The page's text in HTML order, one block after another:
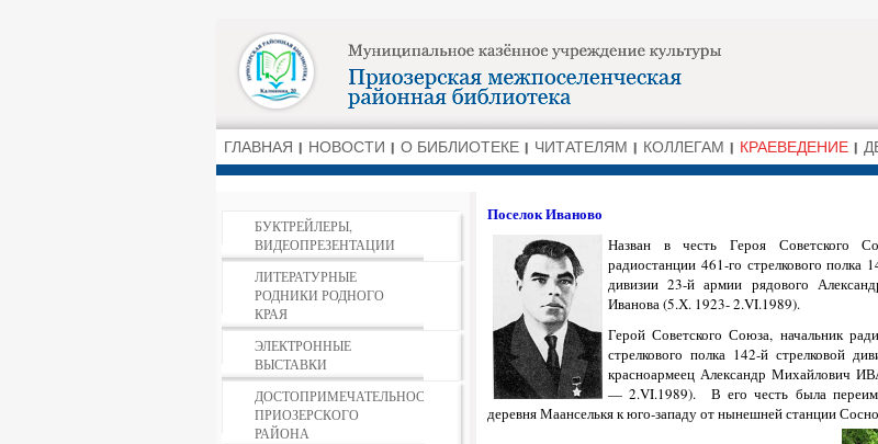
ГЛАВНАЯ НОВОСТИ О БИБЛИОТЕКЕ ЧИТАТЕЛЯМ КОЛЛЕГАМ КРАЕВЕДЕНИЕ
БУКТРЕЙЛЕРЫ,
ВИДЕОПРЕЗЕНТАЦИИ
ЛИТЕРАТУРНЫЕ
РОДНИКИ РОДНОГО
КРАЯ
ЭЛЕКТРОННЫЕ
ВЫСТАВКИ
ДОСТОПРИМЕЧАТЕЛЬНОСТИ
ПРИОЗЕРСКОГО
РАЙОНА
Поселок Иваново
Назван в честь Героя Советского
радиостанции 461-го стрелкового полка
дивизии 23-й армии рядового
Иванова (5.Х. 1923- 2.VI.1989).
Герой Советского Союза, начальник
стрелкового полка 142-й стрелковой
красноармеец Александр Михайлович
— 2.VI.1989). В его честь была
деревня Маанселькя к юго-западу от нынешней станции